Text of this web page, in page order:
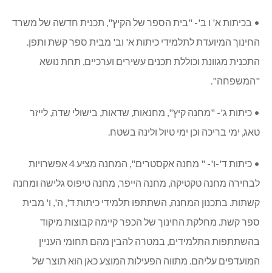
• בכיתות א' ו ב'- "בית הספר של הקיץ", תכנית חדשה של משרד
החינוך המיועדת לתלמידי כיתות א' וב' מבית ספר קשת ותפן.
התכנית מגוונת וכוללת תכנים עשירים וערכיים, תחת נושא
"המשפחה".
• כיתות ג'- "מחנה קיץ", מחנאות, שדאות, בישולי שדה, לייזר
טאג, ימי בריכה וכן ימי טיול ולינה בשטח.
• כיתות ד'-ו'- " מחנה אקסטרים", המחנה מציע 4 אפשרויות
לבחירה מחנה טקטיקה, מחנה הייפר, מחנה טיפוס גלישה ומחנה
קשתות. בתכנון המחנה, השתתפו תלמידי כיתות ד', ה', ו' מבית
ספר קשת. מחלקת החינוך של הכפר קיימה קבוצות מיקוד
בהשתתפות התלמידים, במטרה להבין מהם תחומי העניין
המועדפים עליהם. מתווה הפעילות המוצע כאן הוא תוצר של